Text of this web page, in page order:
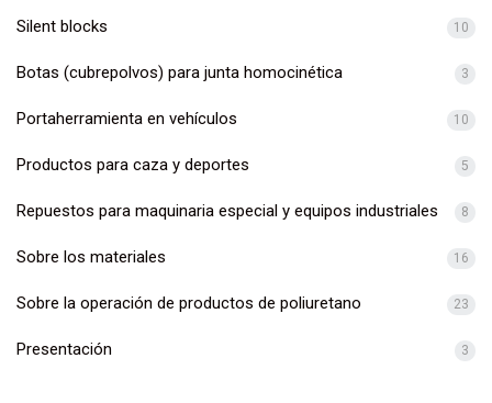
Silent blocks 10
Botas (cubrepolvos) para junta homocinética 3
Portaherramienta en vehículos 10
Productos para caza y deportes 5
Repuestos para maquinaria especial y equipos industriales 8
Sobre los materiales 16
Sobre la operación de productos de poliuretano 23
Presentación 3